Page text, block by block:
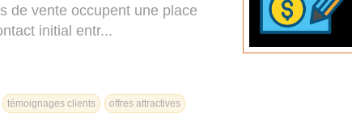
de vente occupent une place
initial entr...
témoignages clients offres attractives